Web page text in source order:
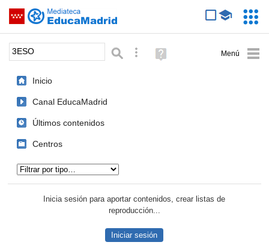
Saltar navegación
Palabra o frase: Búsqueda avanzada
Ayuda
(en
Inicio
Canal EducaMadrid
Últimos contenidos
Centros
Inicia sesión para aportar contenidos, crear listas de
reproducción...
Iniciar sesión